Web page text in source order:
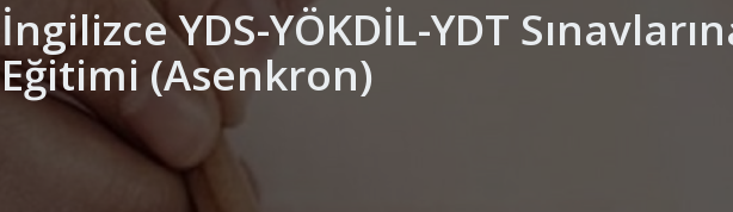
İngilizce YDS-YÖKDİL-YDT
Eğitimi (Asenkron)